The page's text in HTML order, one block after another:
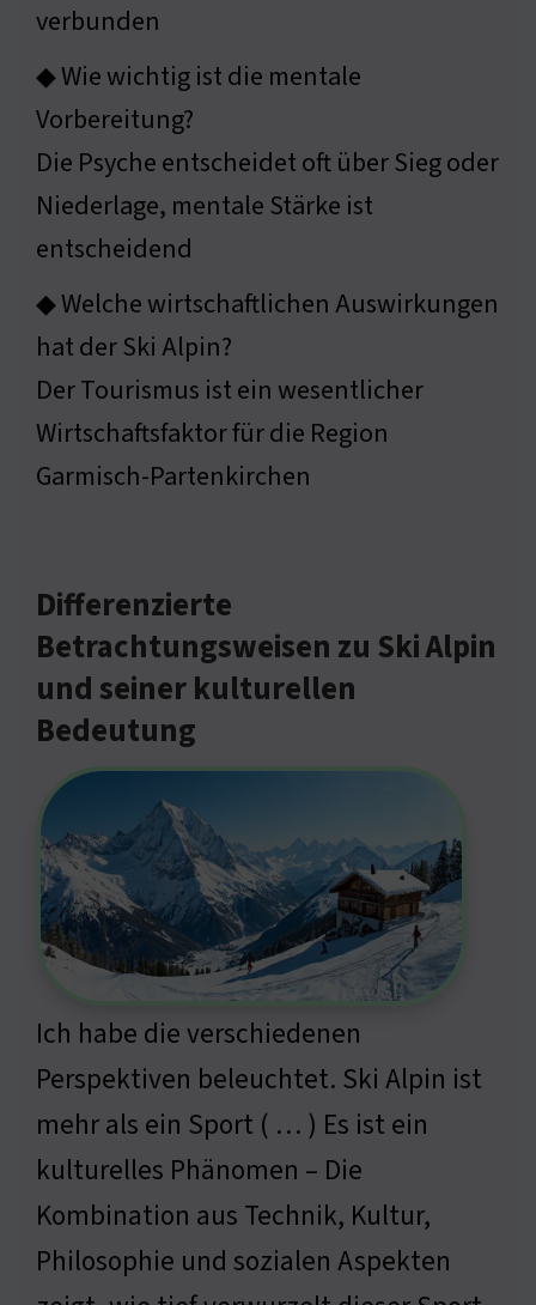
verbunden
◆ Wie wichtig ist die mentale
Vorbereitung?
Die Psyche entscheidet oft über Sieg oder
Niederlage, mentale Stärke ist
entscheidend
◆ Welche wirtschaftlichen Auswirkungen
hat der Ski Alpin?
Der Tourismus ist ein wesentlicher
Wirtschaftsfaktor für die Region
Garmisch-Partenkirchen
Differenzierte
Betrachtungsweisen zu Ski Alpin
und seiner kulturellen
Bedeutung
Ich habe die verschiedenen
Perspektiven beleuchtet. Ski Alpin ist
mehr als ein Sport ( … ) Es ist ein
kulturelles Phänomen – Die
Kombination aus Technik, Kultur,
Philosophie und sozialen Aspekten